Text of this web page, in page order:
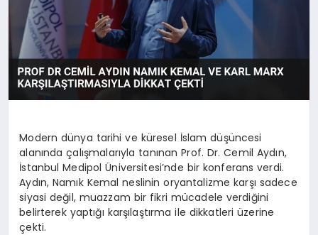
TEKNOLOJI
Modern dünya tarihi ve küresel İslam düşüncesi
alanında çalışmalarıyla tanınan Prof. Dr. Cemil Aydın,
İstanbul Medipol Üniversitesi’nde bir konferans verdi.
Aydın, Namık Kemal neslinin oryantalizme karşı sadece
siyasi değil, muazzam bir fikri mücadele verdiğini
belirterek yaptığı karşılaştırma ile dikkatleri üzerine
çekti.